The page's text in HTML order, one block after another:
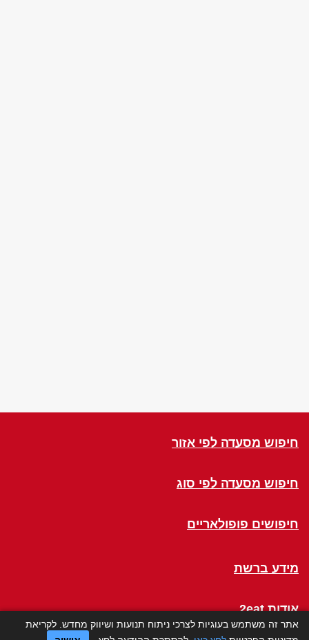
חיפוש מסעדה לפי אזור
חיפוש מסעדה לפי סוג
חיפושים פופולאריים
מידע ברשת
אודות 2eat
אתר זה משתמש בעוגיות לצרכי ניתוח תנועות ושיווק מחדש. לקריאת